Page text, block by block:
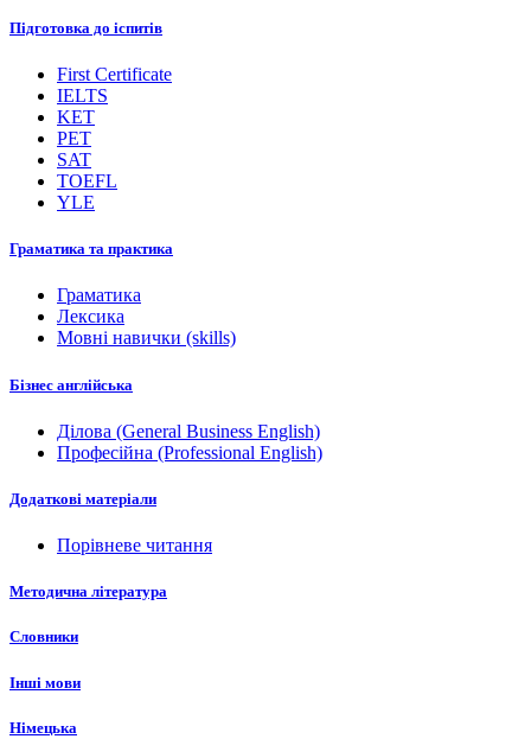
Підготовка до іспитів
First Certificate
IELTS
KET
PET
SAT
TOEFL
YLE
Граматика та практика
Граматика
Лексика
Мовні навички (skills)
Бізнес англійська
Ділова (General Business English)
Професійна (Professional English)
Додаткові матеріали
Порівневе читання
Методична література
Словники
Інші мови
Німецька